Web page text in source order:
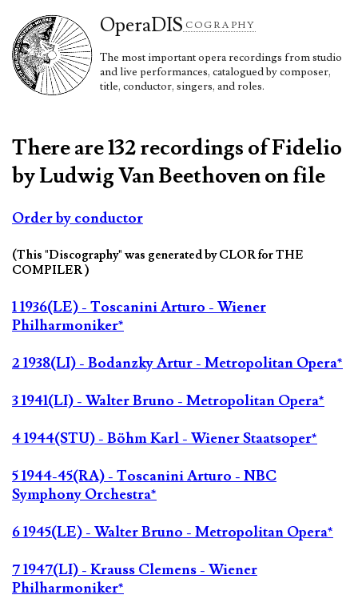
OperaDIS COGRAPHY
The most important opera recordings from studio
and live performances, catalogued by composer,
title, conductor, singers, and roles.
There are 132 recordings of Fidelio
by Ludwig Van Beethoven on file
Order by conductor
(This "Discography" was generated by CLOR for THE
COMPILER )
1 1936(LE) - Toscanini Arturo - Wiener
Philharmoniker*
2 1938(LI) - Bodanzky Artur - Metropolitan Opera*
3 1941(LI) - Walter Bruno - Metropolitan Opera*
4 1944(STU) - Böhm Karl - Wiener Staatsoper*
5 1944-45(RA) - Toscanini Arturo - NBC
Symphony Orchestra*
6 1945(LE) - Walter Bruno - Metropolitan Opera*
7 1947(LI) - Krauss Clemens - Wiener
Philharmoniker*